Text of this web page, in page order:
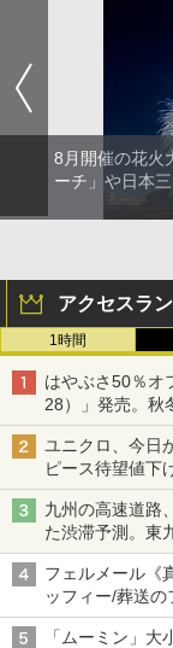
8月開催の花火
ーチ」や日本
アクセスラ
1時間
はやぶさ50％オ
28）」発売。秋
ユニクロ、今日
ピース待望値下
九州の高速道路
た渋滞予測。東
フェルメール《
ッフィー/葬送
「ムーミン」